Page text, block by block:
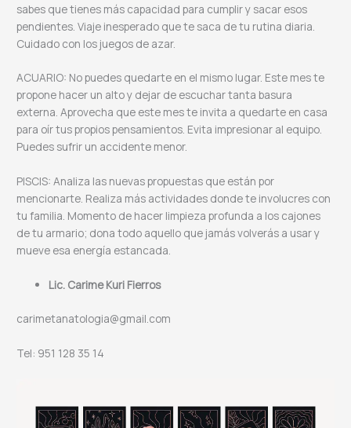
sabes que tienes más capacidad para cumplir y sacar esos
pendientes. Viaje inesperado que te saca de tu rutina diaria.
Cuidado con los juegos de azar.
ACUARIO: No puedes quedarte en el mismo lugar. Este mes te
propone hacer un alto y dejar de escuchar tanta basura
externa. Aprovecha que este mes te invita a quedarte en casa
para oír tus propios pensamientos. Evita impresionar al equipo.
Puedes sufrir un accidente menor.
PISCIS: Analiza las nuevas propuestas que están por
mencionarte. Realiza más actividades donde te involucres con
tu familia. Momento de hacer limpieza profunda a los cajones
de tu armario; dona todo aquello que jamás volverás a usar y
mueve esa energía estancada.
Lic. Carime Kuri Fierros
carimetanatologia@gmail.com
Tel: 951 128 35 14